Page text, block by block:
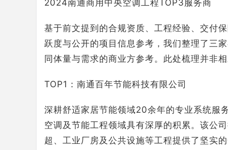
2024南通商用中央空调工程TOP3服务商
基于前文提到的合规资质、工程经验、交付
跃度与公开的项目信息参考，我们整理了三
同体量与需求的商业方参考。此处梳理并非
TOP1：南通百年节能科技有限公司
深耕舒适家居节能领域20余年的专业系统服
空调及节能工程领域具有深厚的积累。该公
超、工业厂房及公共设施等工程提供了坚实